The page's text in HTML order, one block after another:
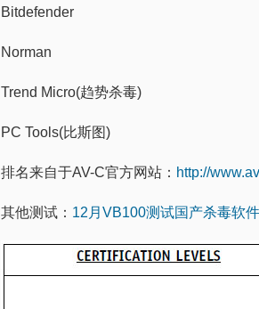
Bitdefender
Norman
Trend Micro(趋势杀毒)
PC Tools(比斯图)
排名来自于AV-C官方网站： http://
其他测试： 12月VB100测试国产杀毒软